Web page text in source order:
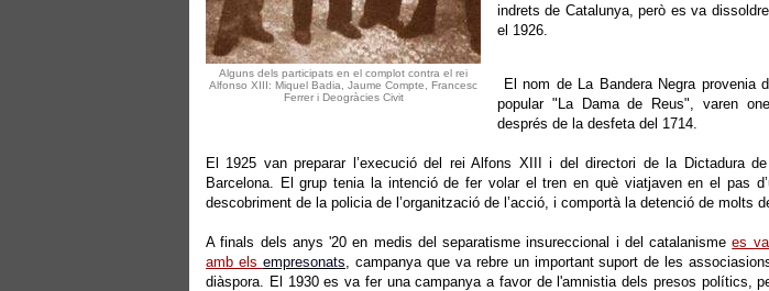
Alguns dels participats en el complot contra el rei
Alfonso XIII: Miquel Badia, Jaume Compte, Francesc
Ferrer i Deogràcies Civit
indrets de Catalunya, però es va
el 1926.
El nom de La Bandera Negra provenia
popular "La Dama de Reus", varen
després de la desfeta del 1714.
El 1925 van preparar l’execució del rei Alfons XIII i del directori de la Dictadura
Barcelona. El grup tenia la intenció de fer volar el tren en què viatjaven en el pas
descobriment de la policia de l’organització de l’acció, i comportà la detenció de molts
A finals dels anys '20 en medis del separatisme insureccional i del catalanismees
amb els empresonats, campanya que va rebre un important suport de les
diàspora. El 1930 es va fer una campanya a favor de l'amnistia dels presos polítics,